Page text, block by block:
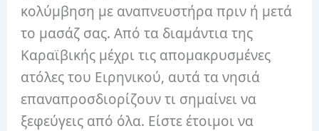
κολύμβηση με αναπνευστήρα πριν ή μετά
το μασάζ σας. Από τα διαμάντια της
Καραϊβικής μέχρι τις απομακρυσμένες
ατόλες του Ειρηνικού, αυτά τα νησιά
επαναπροσδιορίζουν τι σημαίνει να
ξεφεύγεις από όλα. Είστε έτοιμοι να